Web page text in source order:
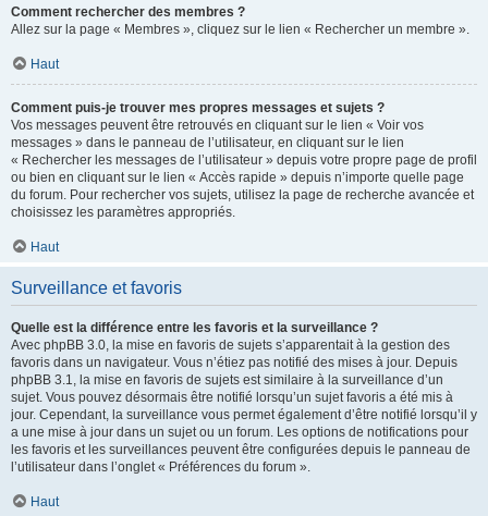
Comment rechercher des membres ?
Allez sur la page « Membres », cliquez sur le lien « Rechercher un membre ».
Haut
Comment puis-je trouver mes propres messages et sujets ?
Vos messages peuvent être retrouvés en cliquant sur le lien « Voir vos
messages » dans le panneau de l’utilisateur, en cliquant sur le lien
« Rechercher les messages de l’utilisateur » depuis votre propre page de profil
ou bien en cliquant sur le lien « Accès rapide » depuis n’importe quelle page
du forum. Pour rechercher vos sujets, utilisez la page de recherche avancée et
choisissez les paramètres appropriés.
Haut
Surveillance et favoris
Quelle est la différence entre les favoris et la surveillance ?
Avec phpBB 3.0, la mise en favoris de sujets s’apparentait à la gestion des
favoris dans un navigateur. Vous n’étiez pas notifié des mises à jour. Depuis
phpBB 3.1, la mise en favoris de sujets est similaire à la surveillance d’un
sujet. Vous pouvez désormais être notifié lorsqu’un sujet favoris a été mis à
jour. Cependant, la surveillance vous permet également d’être notifié lorsqu’il y
a une mise à jour dans un sujet ou un forum. Les options de notifications pour
les favoris et les surveillances peuvent être configurées depuis le panneau de
l’utilisateur dans l’onglet « Préférences du forum ».
Haut